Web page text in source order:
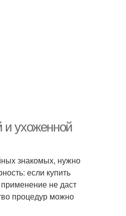
и ухоженной
знакомых, нужно
если купить
не даст
процедур можно